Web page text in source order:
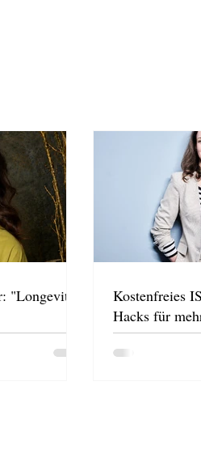
"Longevity
Kostenfreies
Hacks für